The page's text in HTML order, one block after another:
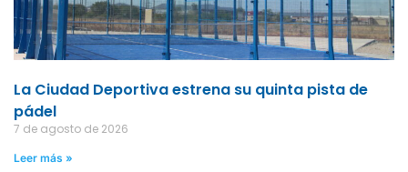
La Ciudad Deportiva estrena su quinta pista de
pádel
7 de agosto de 2026
Leer más »